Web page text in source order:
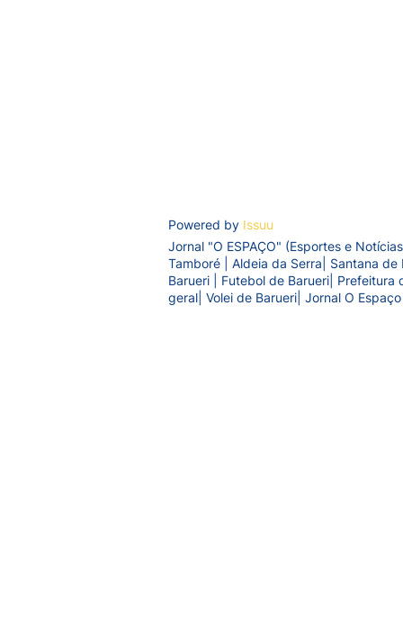
Powered by Issuu
Jornal "O ESPAÇO" (Esportes e
Tamboré | Aldeia da Serra| Santana
Barueri | Futebol de Barueri|
geral| Volei de Barueri| Jornal O